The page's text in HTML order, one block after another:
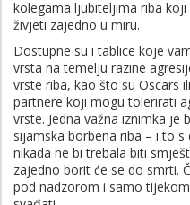
kolegama ljubiteljima riba
živjeti zajedno u miru.
Dostupne su i tablice koje
vrsta na temelju razine
vrste riba, kao što su Oscars
partnere koji mogu tolerirati
vrste. Jedna važna iznimka
sijamska borbena riba – i to
nikada ne bi trebala biti
zajedno borit će se do smrti.
pod nadzorom i samo